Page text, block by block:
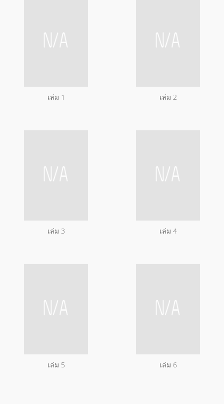
เล่ม 1 เล่ม 2
เล่ม 3 เล่ม 4
เล่ม 5 เล่ม 6